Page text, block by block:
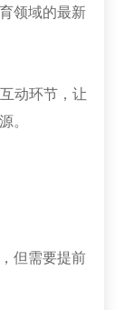
领域的最新
动环节，让
。
但需要提前